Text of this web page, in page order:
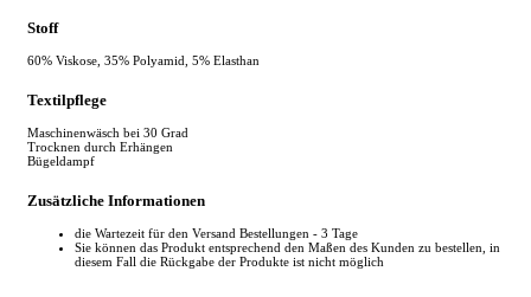
Stoff
60% Viskose, 35% Polyamid, 5% Elasthan
Textilpflege
Maschinenwäsch bei 30 Grad
Trocknen durch Erhängen
Bügeldampf
Zusätzliche Informationen
die Wartezeit für den Versand Bestellungen - 3 Tage
Sie können das Produkt entsprechend den Maßen des Kunden zu bestellen, in
diesem Fall die Rückgabe der Produkte ist nicht möglich